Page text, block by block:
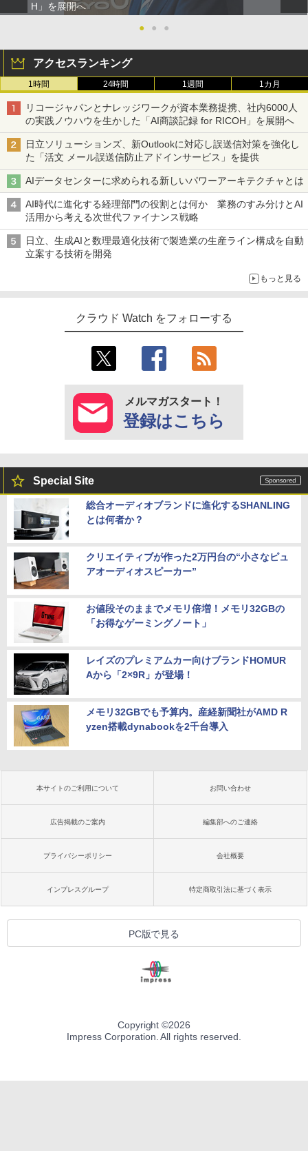
H」を展開へ
●
● ●
アクセスランキング
1時間 24時間 1週間 1カ月
リコージャパンとナレッジワークが資本業務提携、社内6000人
の実践ノウハウを生かした「AI商談記録 for RICOH」を展開へ
日立ソリューションズ、新Outlookに対応し誤送信対策を強化し
た「活文 メール誤送信防止アドインサービス」を提供
AIデータセンターに求められる新しいパワーアーキテクチャとは
AI時代に進化する経理部門の役割とは何か 業務のすみ分けとAI
活用から考える次世代ファイナンス戦略
日立、生成AIと数理最適化技術で製造業の生産ライン構成を自動
立案する技術を開発
もっと見る
クラウド Watch をフォローする
メルマガスタート！
登録はこちら
Special Site
総合オーディオブランドに進化するSHANLING
とは何者か？
クリエイティブが作った2万円台の“小さなピュ
アオーディオスピーカー”
お値段そのままでメモリ倍増！メモリ32GBの
「お得なゲーミングノート」
レイズのプレミアムカー向けブランドHOMUR
Aから「2×9R」が登場！
メモリ32GBでも予算内。産経新聞社がAMD R
yzen搭載dynabookを2千台導入
本サイトのご利用について お問い合わせ
広告掲載のご案内 編集部へのご連絡
プライバシーポリシー 会社概要
インプレスグループ 特定商取引法に基づく表示
PC版で見る
Copyright ©2026
Impress Corporation. All rights reserved.